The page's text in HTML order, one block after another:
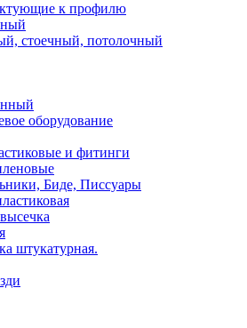
к профилю
стоечный, потолочный
оборудование
и фитинги
Биде, Писсуары
штукатурная.